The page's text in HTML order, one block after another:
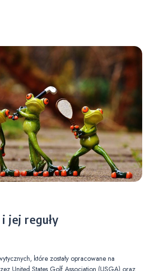
jej reguły
które zostały opracowane na